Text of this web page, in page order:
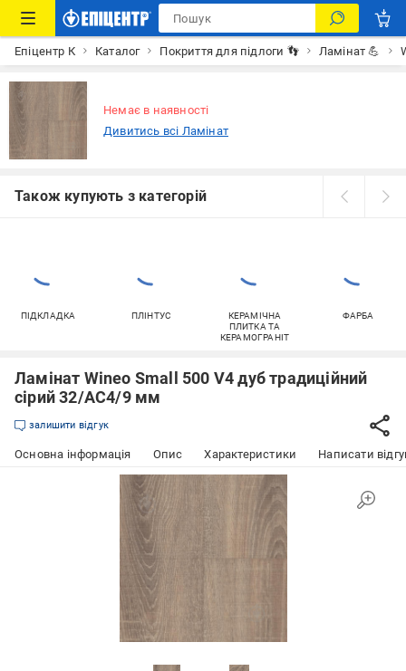
Епіцентр К Каталог Покриття для підлоги 👣 Ламінат 💪
Немає в наявності
Дивитись всі Ламінат
Також купують з категорій
ПІДКЛАДКА ПЛІНТУС
КЕРАМІЧНА
ПЛИТКА ТА
КЕРАМОГРАНІТ
ФАРБА
Ламінат Wineo Small 500 V4 дуб традиційний
сірий 32/АС4/9 мм
залишити відгук
Основна інформація Опис Характеристики Написати